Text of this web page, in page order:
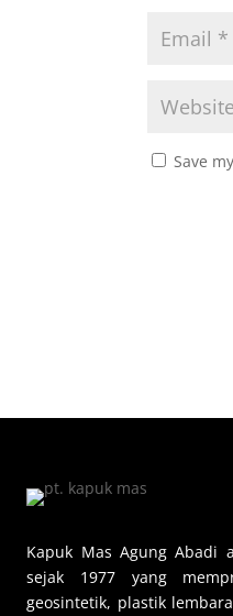
Save
Kapuk Mas Agung Abadi
sejak 1977 yang
geosintetik, plastik